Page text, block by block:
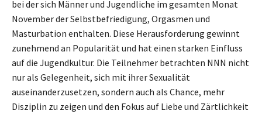
bei der sich Männer und Jugendliche im gesamten Monat
November der Selbstbefriedigung, Orgasmen und
Masturbation enthalten. Diese Herausforderung gewinnt
zunehmend an Popularität und hat einen starken Einfluss
auf die Jugendkultur. Die Teilnehmer betrachten NNN nicht
nur als Gelegenheit, sich mit ihrer Sexualität
auseinanderzusetzen, sondern auch als Chance, mehr
Disziplin zu zeigen und den Fokus auf Liebe und Zärtlichkeit